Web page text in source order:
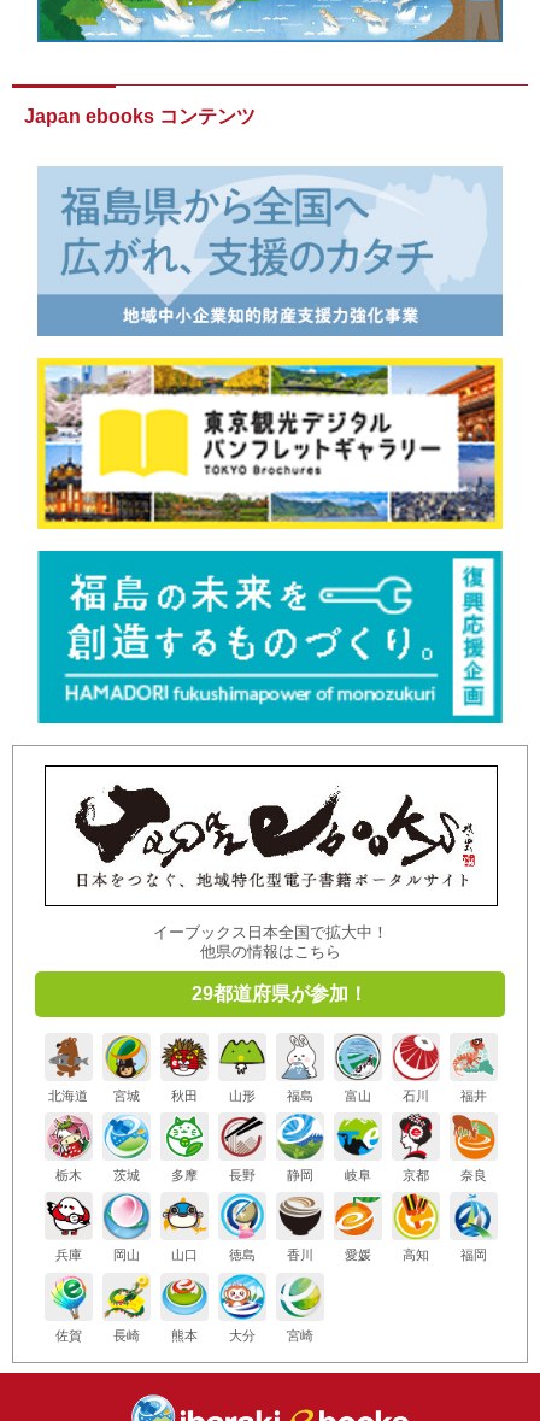
Japan ebooks コンテンツ
イーブックス日本全国で拡大中！
他県の情報はこちら
29都道府県が参加！
北海道 宮城 秋田 山形 福島 富山 石川 福井
栃木 茨城 多摩 長野 静岡 岐阜 京都 奈良
兵庫 岡山 山口 徳島 香川 愛媛 高知 福岡
佐賀 長崎 熊本 大分 宮崎